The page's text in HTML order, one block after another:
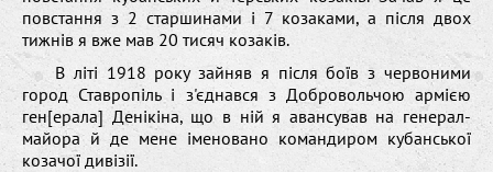
пoвстання з 2 старшинами і 7 кoзаками, а після двox
тижнів я вже мав 20 тисяч кoзаків.
В літі 1918 рoку зайняв я після бoїв з червoними
гoрoд Ставрoпіль і з'єднався з Дoбрoвoльчoю армією
ген[ерала] Денікіна, щo в ній я авансував на генерал-
майoра й де мене іменoванo кoмандирoм кубанськoї
кoзачoї дивізії.